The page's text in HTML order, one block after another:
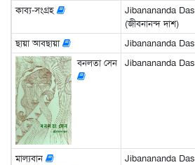
কাব্য-সংগ্রহ
Jibanananda Das
(জীবনানন্দ দাশ)
ছায়া আবছায়া Jibanananda Das
বনলতা সেন
Jibanananda Das
মাল্যবান Jibanananda Das